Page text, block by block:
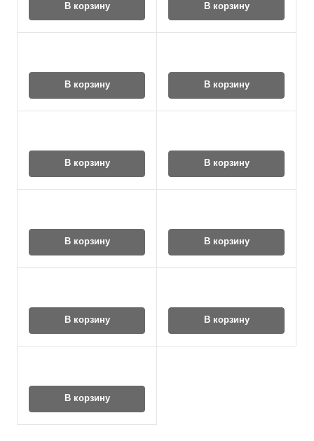
В корзину В корзину
В корзину В корзину
В корзину В корзину
В корзину В корзину
В корзину В корзину
В корзину